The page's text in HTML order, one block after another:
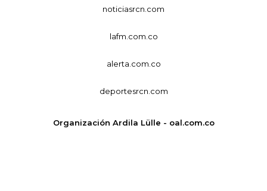
noticiasrcn.com
lafm.com.co
alerta.com.co
deportesrcn.com
Organización Ardila Lülle - oal.com.co